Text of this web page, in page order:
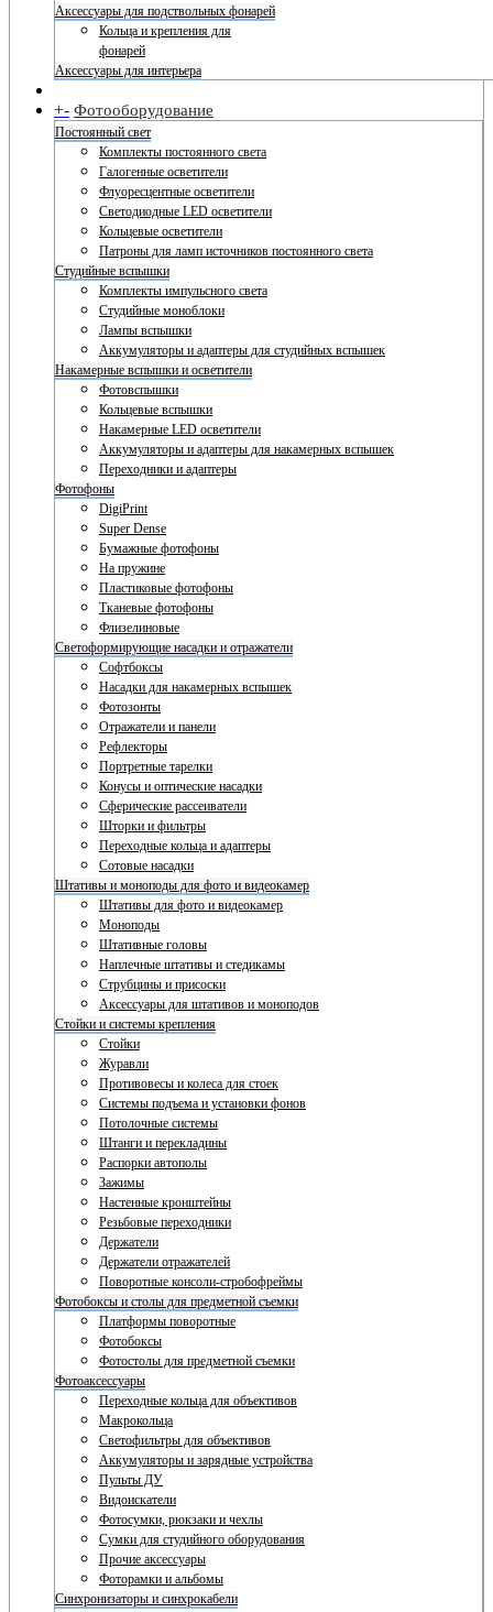
Аксессуары для подствольных фонарей
Кольца и крепления для
фонарей
Аксессуары для интерьера
+- Фотооборудование
Постоянный свет
Комплекты постоянного света
Галогенные осветители
Флуоресцентные осветители
Светодиодные LED осветители
Кольцевые осветители
Патроны для ламп источников постоянного света
Студийные вспышки
Комплекты импульсного света
Студийные моноблоки
Лампы вспышки
Аккумуляторы и адаптеры для студийных вспышек
Накамерные вспышки и осветители
Фотовспышки
Кольцевые вспышки
Накамерные LED осветители
Аккумуляторы и адаптеры для накамерных вспышек
Переходники и адаптеры
Фотофоны
DigiPrint
Super Dense
Бумажные фотофоны
На пружине
Пластиковые фотофоны
Тканевые фотофоны
Флизелиновые
Светоформирующие насадки и отражатели
Софтбоксы
Насадки для накамерных вспышек
Фотозонты
Отражатели и панели
Рефлекторы
Портретные тарелки
Конусы и оптические насадки
Сферические рассеиватели
Шторки и фильтры
Переходные кольца и адаптеры
Сотовые насадки
Штативы и моноподы для фото и видеокамер
Штативы для фото и видеокамер
Моноподы
Штативные головы
Наплечные штативы и стедикамы
Струбцины и присоски
Аксессуары для штативов и моноподов
Стойки и системы крепления
Стойки
Журавли
Противовесы и колеса для стоек
Системы подъема и установки фонов
Потолочные системы
Штанги и перекладины
Распорки автополы
Зажимы
Настенные кронштейны
Резьбовые переходники
Держатели
Держатели отражателей
Поворотные консоли-стробофреймы
Фотобоксы и столы для предметной съемки
Платформы поворотные
Фотобоксы
Фотостолы для предметной съемки
Фотоаксессуары
Переходные кольца для объективов
Макрокольца
Светофильтры для объективов
Аккумуляторы и зарядные устройства
Пульты ДУ
Видоискатели
Фотосумки, рюкзаки и чехлы
Сумки для студийного оборудования
Прочие аксессуары
Фоторамки и альбомы
Синхронизаторы и синхрокабели